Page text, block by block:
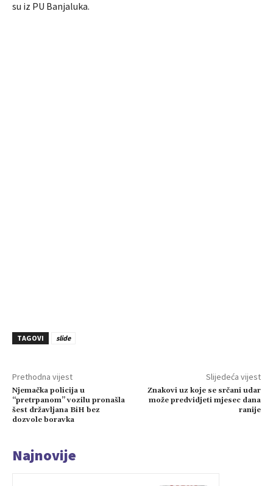
su iz PU Banjaluka.
TAGOVI slide
Prethodna vijest
Njemačka policija u
“pretrpanom” vozilu pronašla
šest državljana BiH bez
dozvole boravka
Slijedeća vijest
Znakovi uz koje se srčani udar
može predvidjeti mjesec dana
ranije
Najnovije